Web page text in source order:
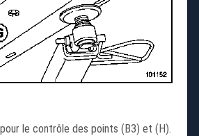
le contrôle des points (B3) et (H).